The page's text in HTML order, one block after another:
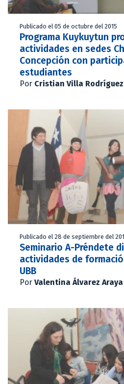
Publicado el 05 de octubre del 2015
Programa Kuykuytun
actividades en sedes
Concepción con
estudiantes
Por Cristian Villa Rodríguez
Publicado el 28 de septiembre del
Seminario A-Préndete
actividades de
UBB
Por Valentina Álvarez Araya